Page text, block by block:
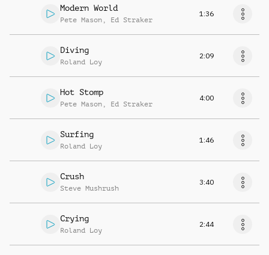
Modern World
Pete Mason , Ed Straker
1:36
Diving
Roland Loy
2:09
Hot Stomp
Pete Mason , Ed Straker
4:00
Surfing
Roland Loy
1:46
Crush
Steve Mushrush
3:40
Crying
Roland Loy
2:44